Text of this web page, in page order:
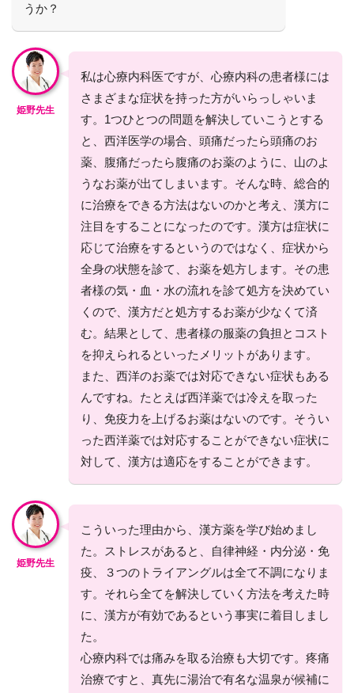
うか？
姫野先生
私は心療内科医ですが、心療内科の患者様には
さまざまな症状を持った方がいらっしゃいま
す。1つひとつの問題を解決していこうとする
と、西洋医学の場合、頭痛だったら頭痛のお
薬、腹痛だったら腹痛のお薬のように、山のよ
うなお薬が出てしまいます。そんな時、総合的
に治療をできる方法はないのかと考え、漢方に
注目をすることになったのです。漢方は症状に
応じて治療をするというのではなく、症状から
全身の状態を診て、お薬を処方します。その患
者様の気・血・水の流れを診て処方を決めてい
くので、漢方だと処方するお薬が少なくて済
む。結果として、患者様の服薬の負担とコスト
を抑えられるといったメリットがあります。
また、西洋のお薬では対応できない症状もある
んですね。たとえば西洋薬では冷えを取った
り、免疫力を上げるお薬はないのです。そうい
った西洋薬では対応することができない症状に
対して、漢方は適応をすることができます。
姫野先生
こういった理由から、漢方薬を学び始めまし
た。ストレスがあると、自律神経・内分泌・免
疫、３つのトライアングルは全て不調になりま
す。それら全てを解決していく方法を考えた時
に、漢方が有効であるという事実に着目しまし
た。
心療内科では痛みを取る治療も大切です。疼痛
治療ですと、真先に湯治で有名な温泉が候補に